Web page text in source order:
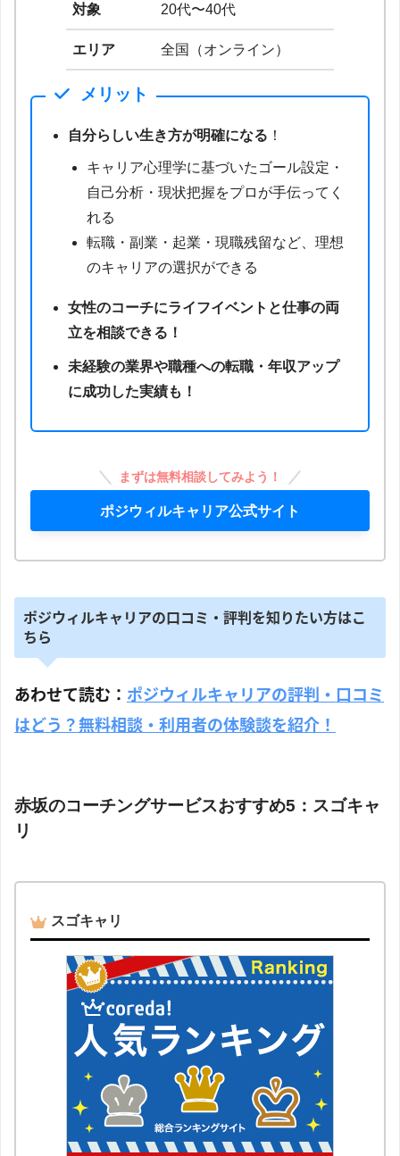
対象 20代〜40代
エリア 全国（オンライン）
メリット
自分らしい生き方が明確になる ！
キャリア心理学に基づいたゴール設定・
自己分析・現状把握をプロが手伝ってく
れる
転職・副業・起業・現職残留など、理想
のキャリアの選択ができる
女性のコーチにライフイベントと仕事の両
立を相談できる！
未経験の業界や職種への転職・年収アップ
に成功した実績も！
まずは無料相談してみよう！
ポジウィルキャリア公式サイト
ポジウィルキャリアの口コミ・評判を知りたい方はこ
ちら
あわせて読む： ポジウィルキャリアの評判・口コミ
はどう？無料相談・利用者の体験談を紹介！
赤坂のコーチングサービスおすすめ5：スゴキャ
リ
スゴキャリ